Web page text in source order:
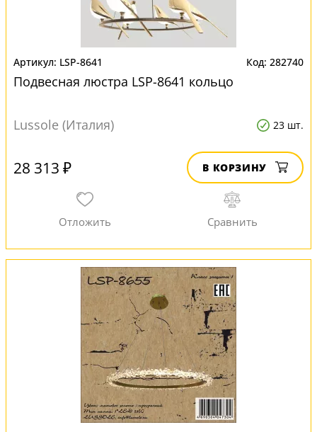
LSP-8641 282740
Подвесная люстра LSP-8641 кольцо
Lussole (Италия) 23 шт.
28 313 ₽ В КОРЗИНУ